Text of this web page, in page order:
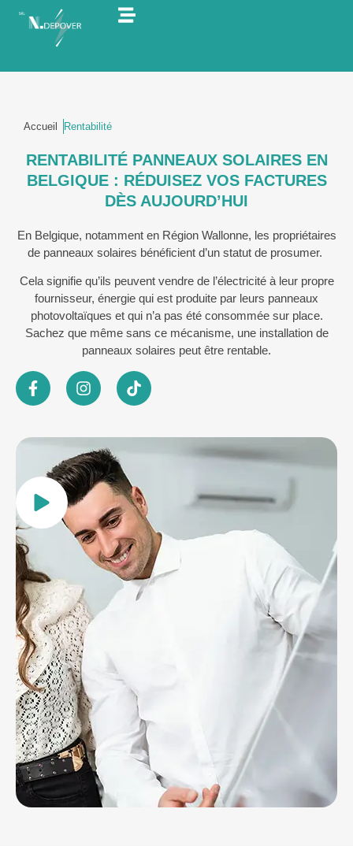
ÉLECTRICITÉ
INSTALLATEUR
DE
PANNEAUX
BORNES
RECHARGE​
BATTERIES
STOCKAGE
POMPE
CHALEUR
ÉLECTRICITÉ
INSTALLATEUR
DE
PANNEAUX
Accueil Rentabilité
RENTABILITÉ PANNEAUX SOLAIRES EN
BELGIQUE : RÉDUISEZ VOS FACTURES
DÈS AUJOURD’HUI
En Belgique, notamment en Région Wallonne, les propriétaires
de panneaux solaires bénéficient d’un statut de prosumer.
Cela signifie qu’ils peuvent vendre de l’électricité à leur propre
fournisseur, énergie qui est produite par leurs panneaux
photovoltaïques et qui n’a pas été consommée sur place.
Sachez que même sans ce mécanisme, une installation de
panneaux solaires peut être rentable.